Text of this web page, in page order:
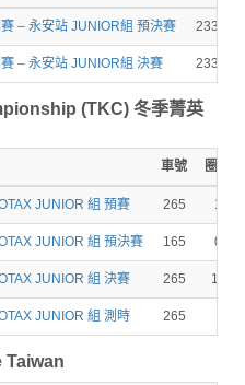
– 永安站 JUNIOR組 預決賽 233
– 永安站 JUNIOR組 決賽 233
(TKC) 冬季菁英
車號 圈數
JUNIOR 組 預賽 265 1
JUNIOR 組 預決賽 165 0
JUNIOR 組 決賽 265 11
JUNIOR 組 測時 265
Taiwan